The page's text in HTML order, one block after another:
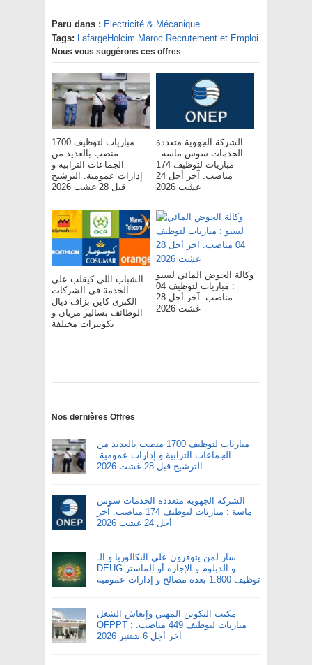
Paru dans : Electricité & Mécanique
Tags: LafargeHolcim Maroc Recrutement et Emploi
Nous vous suggérons ces offres
مباريات لتوظيف 1700
منصب بالعديد من
الجماعات الترابية و
إدارات عمومية. الترشيح
قبل 28 غشت 2026
الشركة الجهوية متعددة
الخدمات سوس ماسة :
مباريات لتوظيف 174
مناصب. آخر أجل 24
غشت 2026
الشباب اللي كيقلب على
الخدمة في الشركات
الكبرى كاين بزاف ديال
الوظائف بسالير مزيان و
بكونترات مختلفة
وكالة الحوض المائي لسبو
: مباريات لتوظيف 04
مناصب. آخر أجل 28
غشت 2026
Nos dernières Offres
مباريات لتوظيف 1700 منصب بالعديد من
الجماعات الترابية و إدارات عمومية.
الترشيح قبل 28 غشت 2026
الشركة الجهوية متعددة الخدمات سوس
ماسة : مباريات لتوظيف 174 مناصب. آخر
أجل 24 غشت 2026
سار لمن يتوفرون على البكالوريا و الـ
DEUG و الدبلوم و الإجازة أو الماستر
توظيف 1.800 بعدة مصالح و إدارات عمومية
مكتب التكوين المهني وإنعاش الشغل
OFPPT : مباريات لتوظيف 449 مناصب.
آخر أجل 6 شتنبر 2026